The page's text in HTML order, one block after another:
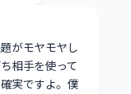
がモヤモヤし
相手を使って
実ですよ。僕